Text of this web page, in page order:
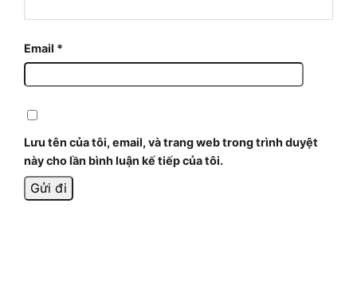
Email *
Lưu tên của tôi, email, và trang web trong trình duyệt
này cho lần bình luận kế tiếp của tôi.